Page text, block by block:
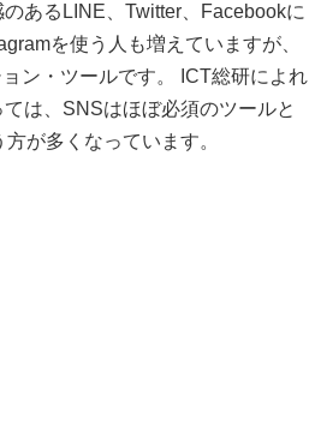
あるLINE、Twitter、Facebookに
を使う人も増えていますが、
ン・ツールです。 ICT総研によれ
は、SNSはほぼ必須のツールと
が多くなっています。